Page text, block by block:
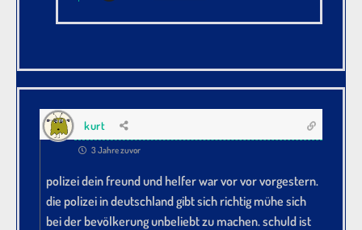
kurt
3 Jahre zuvor
polizei dein freund und helfer war vor vor vorgestern.
die polizei in deutschland gibt sich richtig mühe sich
bei der bevölkerung unbeliebt zu machen. schuld ist